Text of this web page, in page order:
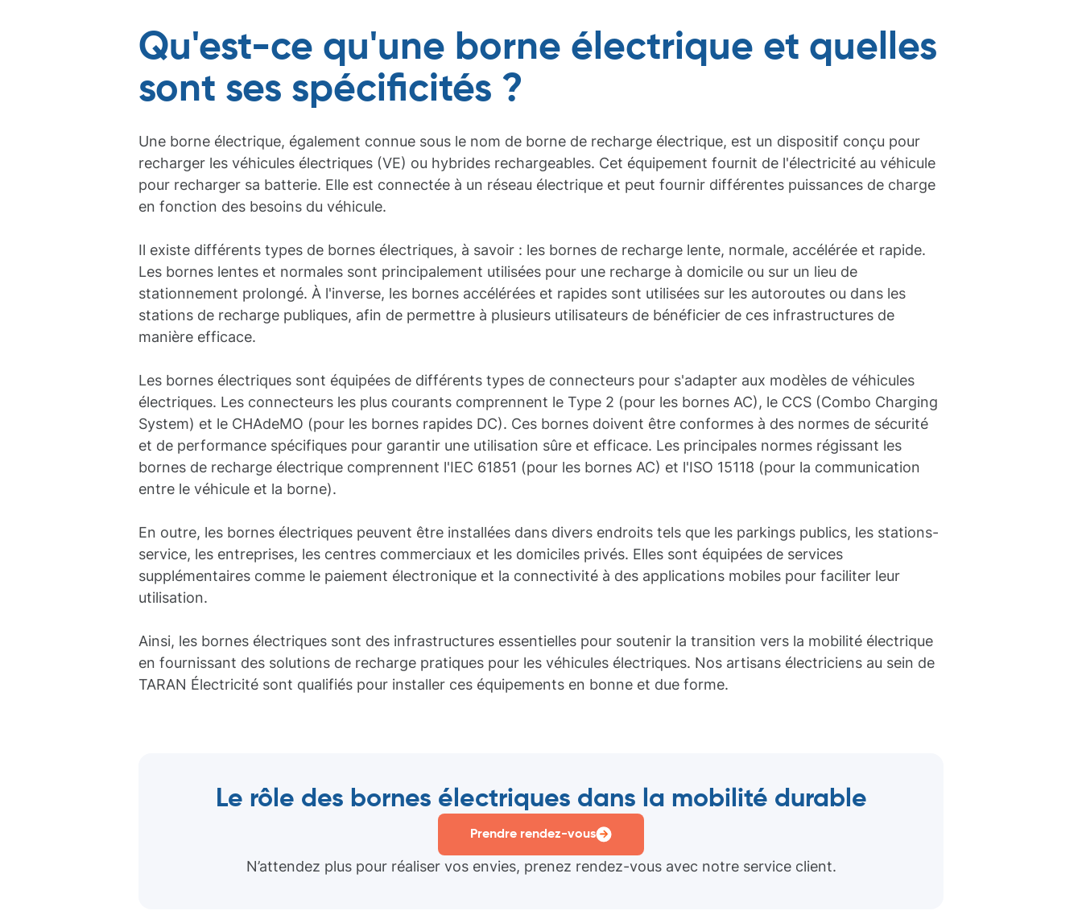
Qu'est-ce qu'une borne électrique et quelles
sont ses spécificités ?
Une borne électrique, également connue sous le nom de borne de recharge électrique, est un dispositif conçu pour
recharger les véhicules électriques (VE) ou hybrides rechargeables. Cet équipement fournit de l'électricité au véhicule
pour recharger sa batterie. Elle est connectée à un réseau électrique et peut fournir différentes puissances de charge
en fonction des besoins du véhicule.
Il existe différents types de bornes électriques, à savoir : les bornes de recharge lente, normale, accélérée et rapide.
Les bornes lentes et normales sont principalement utilisées pour une recharge à domicile ou sur un lieu de
stationnement prolongé. À l'inverse, les bornes accélérées et rapides sont utilisées sur les autoroutes ou dans les
stations de recharge publiques, afin de permettre à plusieurs utilisateurs de bénéficier de ces infrastructures de
manière efficace.
Les bornes électriques sont équipées de différents types de connecteurs pour s'adapter aux modèles de véhicules
électriques. Les connecteurs les plus courants comprennent le Type 2 (pour les bornes AC), le CCS (Combo Charging
System) et le CHAdeMO (pour les bornes rapides DC). Ces bornes doivent être conformes à des normes de sécurité
et de performance spécifiques pour garantir une utilisation sûre et efficace. Les principales normes régissant les
bornes de recharge électrique comprennent l'IEC 61851 (pour les bornes AC) et l'ISO 15118 (pour la communication
entre le véhicule et la borne).
En outre, les bornes électriques peuvent être installées dans divers endroits tels que les parkings publics, les stations-
service, les entreprises, les centres commerciaux et les domiciles privés. Elles sont équipées de services
supplémentaires comme le paiement électronique et la connectivité à des applications mobiles pour faciliter leur
utilisation.
Ainsi, les bornes électriques sont des infrastructures essentielles pour soutenir la transition vers la mobilité électrique
en fournissant des solutions de recharge pratiques pour les véhicules électriques. Nos artisans électriciens au sein de
TARAN Électricité sont qualifiés pour installer ces équipements en bonne et due forme.
Le rôle des bornes électriques dans la mobilité durable
Prendre rendez-vous
N’attendez plus pour réaliser vos envies, prenez rendez-vous avec notre service client.